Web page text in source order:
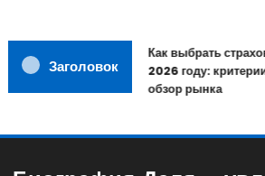
Заголовок
Как выбрать
2026 году:
обзор рынка